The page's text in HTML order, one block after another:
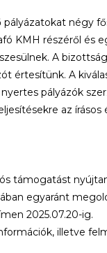
négy
KMH részéről
A
értesítünk. A
pályázók
az
támogatást
egyaránt
2025.07.20-ig.
illetve